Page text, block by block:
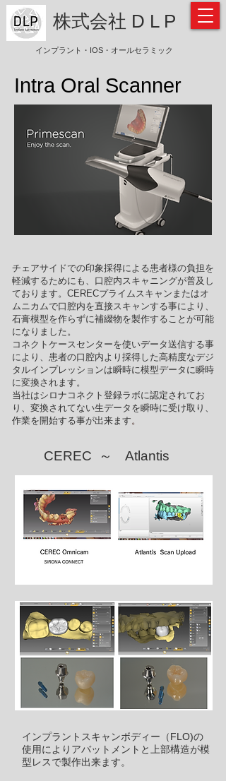
​株式会社 D L P
インプラント・IOS・オールセラミック
​Intra Oral Scanner
チェアサイドでの印象採得による患者様の負担を
軽減するためにも、口腔内スキャニングが普及し
ております。CERECプライムスキャンまたはオ
ムニカムで口腔内を直接スキャンする事により、
石膏模型を作らずに補綴物を製作することが可能
になりました。
コネクトケースセンターを使いデータ送信する事
により、患者の口腔内より採得した高精度なデジ
タルインプレッションは瞬時に模型データに瞬時
に変換されます。
当社はシロナコネクト登録ラボに認定されてお
り、変換されてない生データを瞬時に受け取り、
作業を開始する事が出来ます。
​CEREC ～ Atlantis
​インプラントスキャンボディー（FLO)の
使用によりアバットメントと上部構造が模
型レスで製作出来ます。